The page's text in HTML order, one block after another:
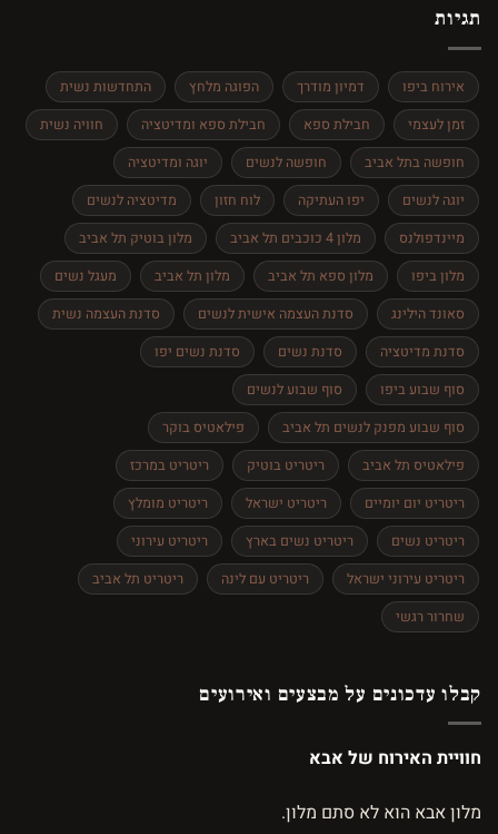
לכל
הגילאים
תגיות
אירוח ביפו דמיון מודרך הפוגה מלחץ
התחדשות נשית
זמן לעצמי
חבילת ספא חבילת ספא ומדיטציה
חוויה נשית
חופשה בתל אביב
חופשה לנשים
יוגה ומדיטציה
יוגה לנשים
יפו העתיקה לוח חזון
מדיטציה לנשים
מיינדפולנס
מלון 4 כוכבים תל אביב
מלון בוטיק תל אביב
מלון ביפו
מלון ספא תל אביב מלון תל אביב
מעגל נשים
סאונד הילינג
סדנת העצמה אישית לנשים
סדנת העצמה נשית
סדנת מדיטציה
סדנת נשים
סדנת נשים יפו
סוף שבוע ביפו
סוף שבוע לנשים
סוף שבוע מפנק לנשים תל אביב
פילאטיס בוקר
פילאטיס תל אביב
ריטריט בוטיק
ריטריט במרכז
ריטריט יום יומיים
ריטריט ישראל
ריטריט מומלץ
ריטריט נשים
ריטריט נשים בארץ
ריטריט עירוני
ריטריט עירוני ישראל
ריטריט עם לינה
ריטריט תל אביב
שחרור רגשי
קבלו עדכונים על מבצעים ואירועים
חוויית האירוח של אבא
מלון אבא הוא לא סתם מלון.